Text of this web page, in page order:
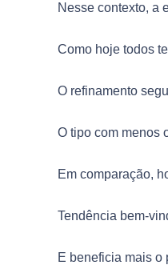
Nesse contexto, a
Como hoje todos
O refinamento
O tipo com menos
Em comparação,
Tendência bem-
E beneficia mais o